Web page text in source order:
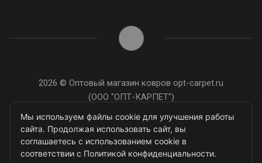
2026 © Оптовый магазин ковров opt-carpet.ru
(ООО "ОПТ-КАРПЕТ")
ИНН: 7743907105
Мы используем файлы cookie для улучшения работы
сайта. Продолжая использовать сайт, вы
соглашаетесь с использованием cookie в
соответствии с Политикой конфиденциальности.